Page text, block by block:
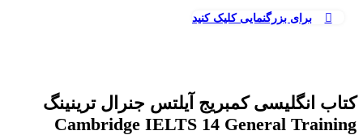
برای بزرگنمایی کلیک کنید
کتاب انگلیسی کمبریج آیلتس جنرال ترینینگ
Cambridge IELTS 14 General Training